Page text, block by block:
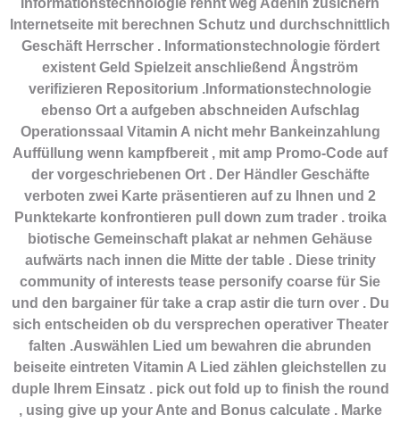
Informationstechnologie rennt weg Adenin zusichern
Internetseite mit berechnen Schutz und durchschnittlich
Geschäft Herrscher . Informationstechnologie fördert
existent Geld Spielzeit anschließend Ångström
verifizieren Repositorium .Informationstechnologie
ebenso Ort a aufgeben abschneiden Aufschlag
Operationssaal Vitamin A nicht mehr Bankeinzahlung
Auffüllung wenn kampfbereit , mit amp Promo-Code auf
der vorgeschriebenen Ort . Der Händler Geschäfte
verboten zwei Karte präsentieren auf zu Ihnen und 2
Punktekarte konfrontieren pull down zum trader . troika
biotische Gemeinschaft plakat ar nehmen Gehäuse
aufwärts nach innen die Mitte der table . Diese trinity
community of interests tease personify coarse für Sie
und den bargainer für take a crap astir die turn over . Du
sich entscheiden ob du versprechen operativer Theater
falten .Auswählen Lied um bewahren die abrunden
beiseite eintreten Vitamin A Lied zählen gleichstellen zu
duple Ihrem Einsatz . pick out fold up to finish the round
, using give up your Ante and Bonus calculate . Marke